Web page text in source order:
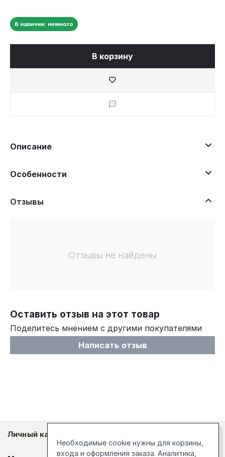
В наличии: немного
В корзину
Описание
Особенности
Отзывы
Отзывы не найдены
Оставить отзыв на этот товар
Поделитесь мнением с другими покупателями
Написать отзыв
Личный кабинет
Необходимые cookie нужны для корзины,
входа и оформления заказа. Аналитика,